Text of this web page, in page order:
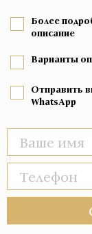
Более
описание
Варианты
Отправить
WhatsApp